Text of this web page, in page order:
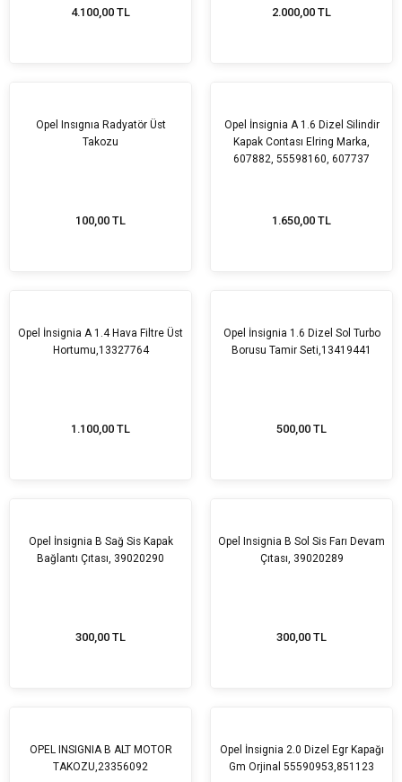
4.100,00 TL 2.000,00 TL
Opel Insıgnıa Radyatör Üst
Takozu
100,00 TL
Opel İnsignia A 1.6 Dizel Silindir
Kapak Contası Elring Marka,
607882, 55598160, 607737
1.650,00 TL
Opel İnsignia A 1.4 Hava Filtre Üst
Hortumu,13327764
1.100,00 TL
Opel İnsignia 1.6 Dizel Sol Turbo
Borusu Tamir Seti,13419441
500,00 TL
Opel İnsignia B Sağ Sis Kapak
Bağlantı Çıtası, 39020290
300,00 TL
Opel Insignia B Sol Sis Farı Devam
Çıtası, 39020289
300,00 TL
OPEL INSIGNIA B ALT MOTOR
TAKOZU,23356092
Opel İnsignia 2.0 Dizel Egr Kapağı
Gm Orjinal 55590953,851123